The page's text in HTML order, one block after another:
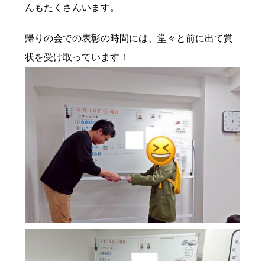
んもたくさんいます。
帰りの会での表彰の時間には、堂々と前に出て賞
状を受け取っています！